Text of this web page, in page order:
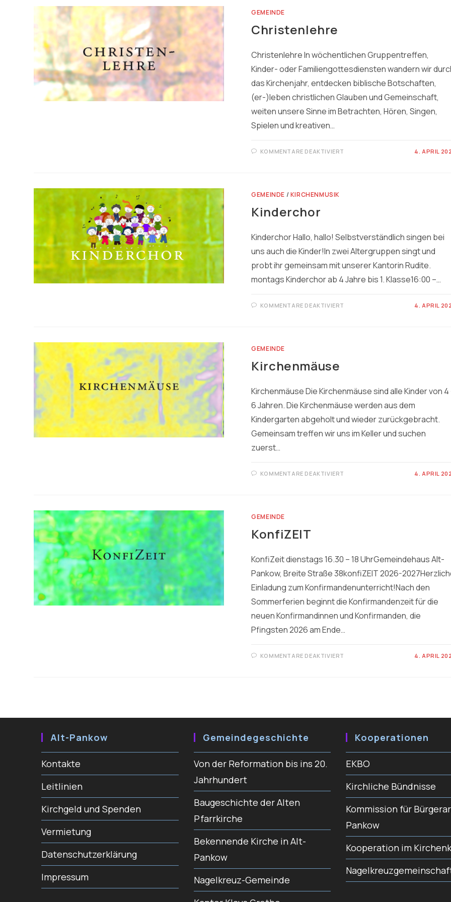
GEMEINDE
Christenlehre
Christenlehre In wöchentlichen Gruppentreffen,
Kinder- oder Familiengottesdiensten wandern wir
das Kirchenjahr, entdecken biblische Botschaften,
(er-)leben christlichen Glauben und Gemeinschaft,
weiten unsere Sinne im Betrachten, Hören, Singen,
Spielen und kreativen…
KOMMENTARE DEAKTIVIERT 4. APRIL
GEMEINDE /KIRCHENMUSIK
Kinderchor
Kinderchor Hallo, hallo! Selbstverständlich singen bei
uns auch die Kinder!In zwei Altergruppen singt und
probt ihr gemeinsam mit unserer Kantorin Rudite.
montags Kinderchor ab 4 Jahre bis 1. Klasse16:00 –…
KOMMENTARE DEAKTIVIERT 4. APRIL
GEMEINDE
Kirchenmäuse
Kirchenmäuse Die Kirchenmäuse sind alle Kinder von 4
6 Jahren. Die Kirchenmäuse werden aus dem
Kindergarten abgeholt und wieder zurückgebracht.
Gemeinsam treffen wir uns im Keller und suchen
zuerst…
KOMMENTARE DEAKTIVIERT 4. APRIL
GEMEINDE
KonfiZEIT
KonfiZeit dienstags 16.30 – 18 UhrGemeindehaus Alt-
Pankow, Breite Straße 38konfiZEIT 2026-
Einladung zum Konfirmandenunterricht!Nach den
Sommerferien beginnt die Konfirmandenzeit für die
neuen Konfirmandinnen und Konfirmanden, die
Pfingsten 2026 am Ende…
KOMMENTARE DEAKTIVIERT 4. APRIL
Alt-Pankow
Kontakte
Leitlinien
Kirchgeld und Spenden
Vermietung
Datenschutzerklärung
Impressum
Gemeindegeschichte
Von der Reformation bis ins 20.
Jahrhundert
Baugeschichte der Alten
Pfarrkirche
Bekennende Kirche in Alt-
Pankow
Nagelkreuz-Gemeinde
Kooperationen
EKBO
Kirchliche Bündnisse
Kommission für
Pankow
Kooperation im